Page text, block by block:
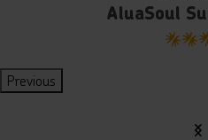
AluaSoul
4
Previous